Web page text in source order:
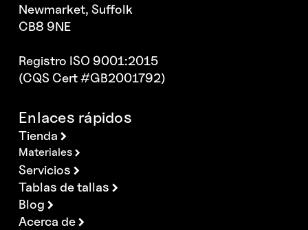
Newmarket, Suffolk
CB8 9NE
Registro ISO 9001:2015
(CQS Cert #GB2001792)
Enlaces rápidos
Tienda
Materiales
Servicios
Tablas de tallas
Blog
Acerca de